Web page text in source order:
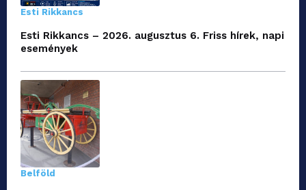
Esti Rikkancs
Esti Rikkancs – 2026. augusztus 6. Friss hírek, napi
események
Belföld